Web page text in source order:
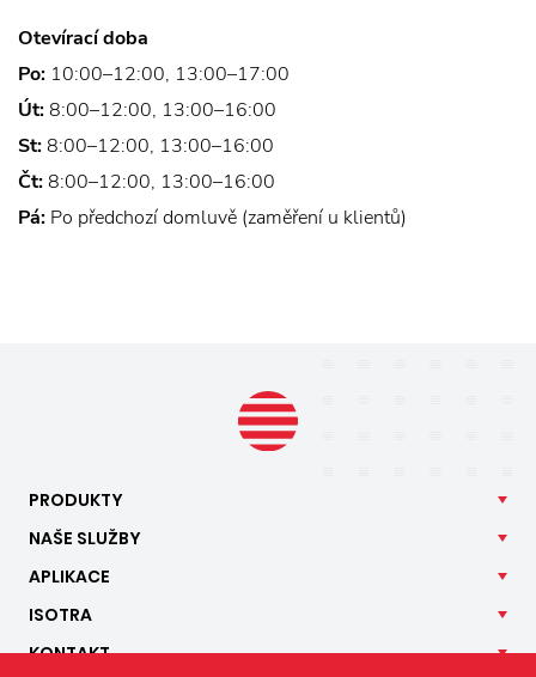
Otevírací doba
Po: 10:00–12:00, 13:00–17:00
Út:8:00–12:00, 13:00–16:00
St:8:00–12:00, 13:00–16:00
Čt:8:00–12:00, 13:00–16:00
Pá: Po předchozí domluvě (zaměření u klientů)
PRODUKTY
NAŠE SLUŽBY
APLIKACE
ISOTRA
KONTAKT